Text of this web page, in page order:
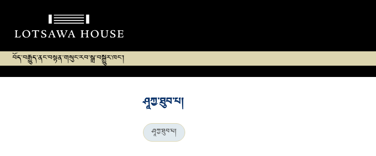
བོད་བརྒྱུད་ནང་བསྟན་གསུང་རབ་སྒྲ་བསྒྱུར་ཁང་།
ཤཱཀྱ་ཐུབ་པ།
ཤཱཀྱ་ཐུབ་པ།